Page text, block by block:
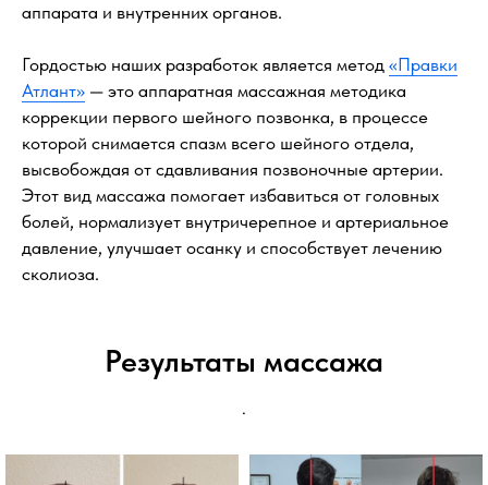
аппарата и внутренних органов.
Гордостью наших разработок является метод «Правки
Атлант» — это аппаратная массажная методика
коррекции первого шейного позвонка, в процессе
которой снимается спазм всего шейного отдела,
высвобождая от сдавливания позвоночные артерии.
Этот вид массажа помогает избавиться от головных
болей, нормализует внутричерепное и артериальное
давление, улучшает осанку и способствует лечению
сколиоза.
Результаты массажа
.